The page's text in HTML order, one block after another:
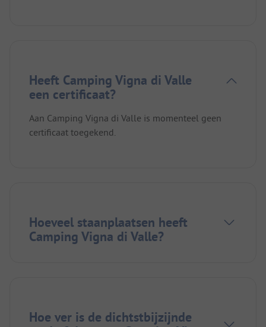
Heeft Camping Vigna di Valle
een certificaat?
Aan Camping Vigna di Valle is momenteel geen
certificaat toegekend.
Hoeveel staanplaatsen heeft
Camping Vigna di Valle?
Hoe ver is de dichtstbijzijnde